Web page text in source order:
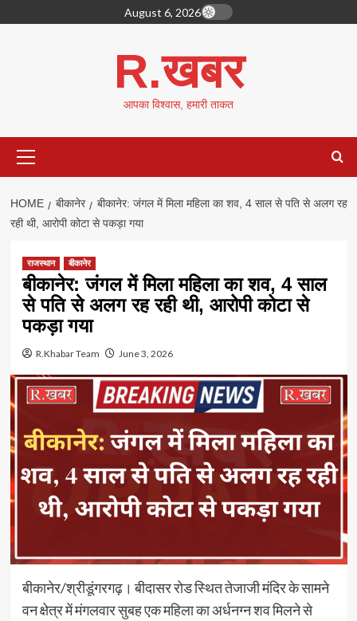
to
August 6, 2026
R.खबर
आपका विश्वास, हमारी ताकत
Menu
HOME बीकानेर
बीकानेर: जंगल में मिला महिला का शव, 4 साल से पति से अलग रह
रही थी, आरोपी कोटा से पकड़ा गया
राजस्थान बीकानेर
बीकानेर: जंगल में मिला महिला का शव, 4 साल
से पति से अलग रह रही थी, आरोपी कोटा से
पकड़ा गया
R.Khabar Team June 3, 2026
बीकानेर/श्रीडूंगरगढ़। बीदासर रोड स्थित तेजाजी मंदिर के सामने
वन क्षेत्र में मंगलवार सुबह एक महिला का अर्धनग्न शव मिलने से